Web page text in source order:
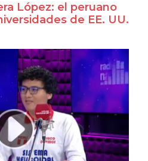
López: el peruano
de EE. UU.